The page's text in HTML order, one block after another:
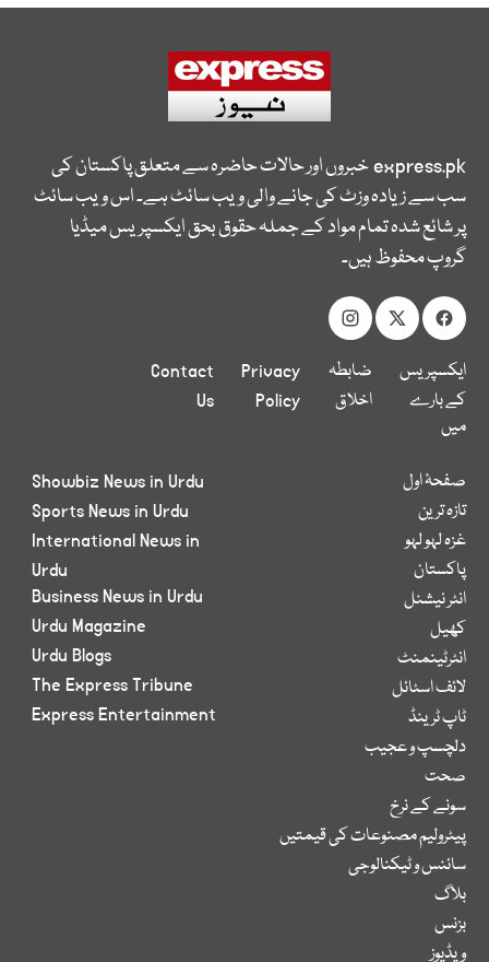
express.pkخبروں اور حالات حاضرہ سے متعلق پاکستان کی
سب سے زیادہ وزٹ کی جانے والی ویب سائٹ ہے۔ اس ویب سائٹ
پر شائع شدہ تمام مواد کے جملہ حقوق بحق ایکسپریس میڈیا
گروپ محفوظ ہیں۔
ایکسپریس
کے بارے
میں
ضابطہ
اخلاق
Privacy
Policy
Contact
Us
صفحۂ اول
تازہ ترین
غزہ لہو لہو
پاکستان
انٹر نیشنل
کھیل
انٹرٹینمنٹ
لائف اسٹائل
ٹاپ ٹرینڈ
دلچسپ و عجیب
صحت
سونے کے نرخ
پیٹرولیم مصنوعات کی قیمتیں
سائنس و ٹیکنالوجی
بلاگ
بزنس
ویڈیوز
Showbiz News in Urdu
Sports News in Urdu
International News in
Urdu
Business News in Urdu
Urdu Magazine
Urdu Blogs
The Express Tribune
Express Entertainment